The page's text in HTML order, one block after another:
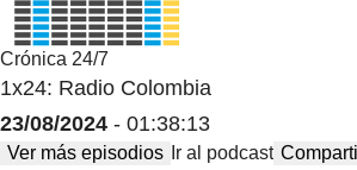
Crónica 24/7
1x24: Radio Colombia
23/08/2024 - 01:38:13
Ver más episodios Ir al podcast